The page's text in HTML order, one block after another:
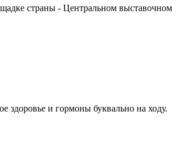
страны - Центральном выставочном
здоровье и гормоны буквально на ходу.